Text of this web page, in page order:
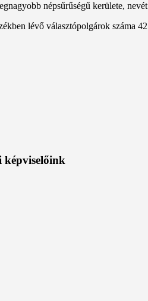
népsűrűségű kerülete,
lévő választópolgárok száma
képviselőink